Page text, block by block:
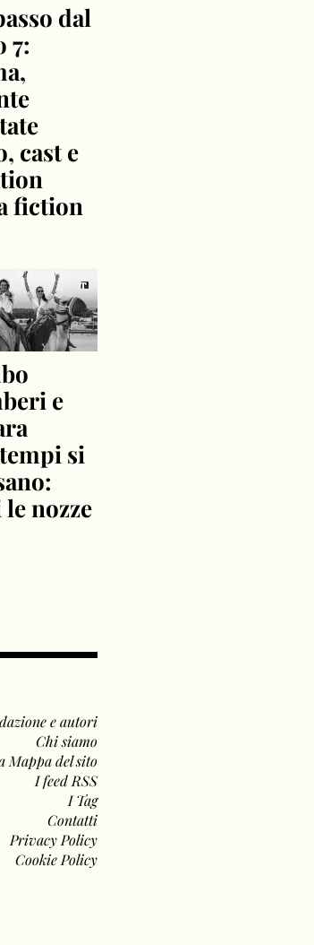
dal
7:
cast e
fiction
e
si
le nozze
e autori
Chi siamo
Mappa del sito
I feed RSS
I Tag
Contatti
Privacy Policy
Cookie Policy